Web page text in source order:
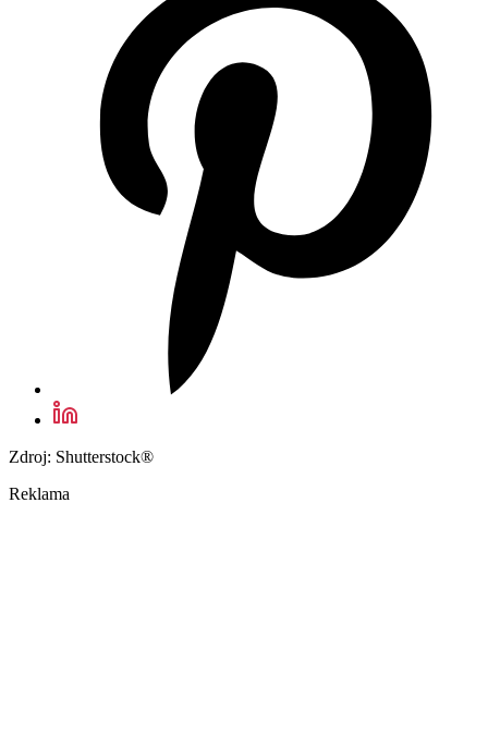
Zdroj: Shutterstock®
Reklama